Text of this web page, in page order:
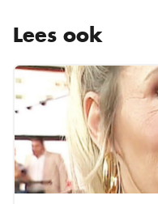
Lees ook